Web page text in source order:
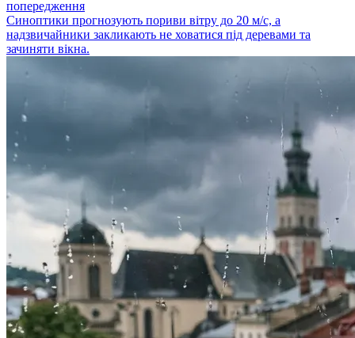
попередження
Синоптики прогнозують пориви вітру до 20 м/с, а
надзвичайники закликають не ховатися під деревами та
зачиняти вікна.